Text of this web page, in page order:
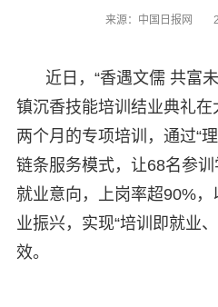
来源：中国日报网
近日，“香遇文儒 共富
镇沉香技能培训结业典礼
两个月的专项培训，通过“
链条服务模式，让68名参
就业意向，上岗率超90%
业振兴，实现“培训即就业
效。